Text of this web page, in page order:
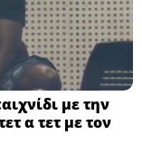
με την
α τετ με τον